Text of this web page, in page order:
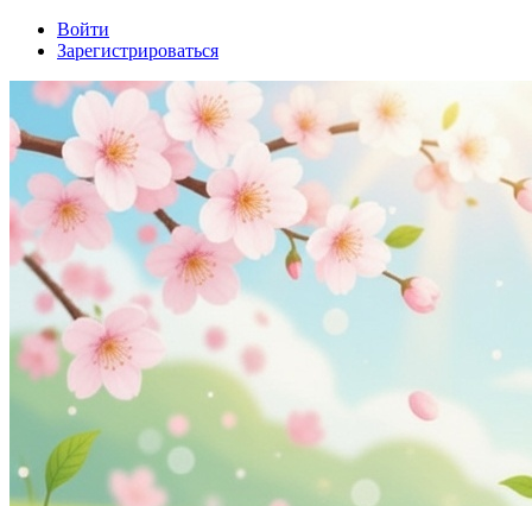
Войти
Зарегистрироваться